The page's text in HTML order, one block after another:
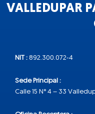
VALLEDUPAR
NIT : 892.300.072-4
Sede Principal :
Calle 15 N° 4 – 33